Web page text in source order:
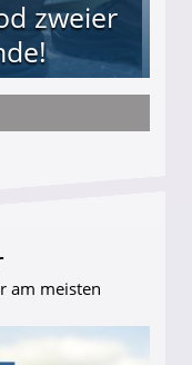
zweier
am meisten